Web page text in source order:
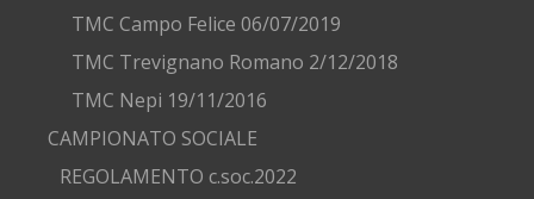
TMC Campo Felice 06/07/2019
TMC Trevignano Romano 2/12/2018
TMC Nepi 19/11/2016
CAMPIONATO SOCIALE
REGOLAMENTO c.soc.2022